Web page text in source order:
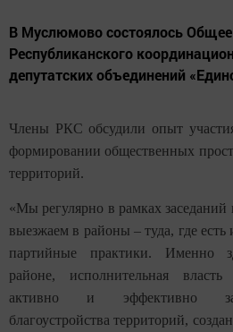
В Муслюмово состоялось Общее
Республиканского
депутатских объединений
Члены РКС обсудили опыт
формировании общественных
территорий.
«Мы регулярно в рамках заседаний
выезжаем в районы – туда, где
партийные практики. Именно
районе, исполнительная
активно и эффективно
благоустройства территорий,